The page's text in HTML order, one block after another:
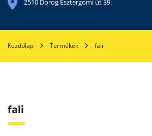
2510 Dorog Esztergomi út 39.
Kezdőlap Termékek fali
fali